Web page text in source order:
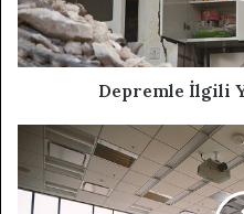
Depremle İlgili